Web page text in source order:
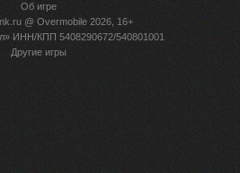
Об игре
@ Overmobile 2026, 16+
ИНН/КПП 5408290672/540801001
Другие игры